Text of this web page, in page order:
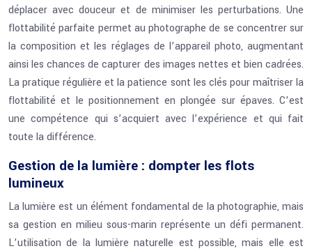
déplacer avec douceur et de minimiser les perturbations. Une
flottabilité parfaite permet au photographe de se concentrer sur
la composition et les réglages de l’appareil photo, augmentant
ainsi les chances de capturer des images nettes et bien cadrées.
La pratique régulière et la patience sont les clés pour maîtriser la
flottabilité et le positionnement en plongée sur épaves. C’est
une compétence qui s’acquiert avec l’expérience et qui fait
toute la différence.
Gestion de la lumière : dompter les flots
lumineux
La lumière est un élément fondamental de la photographie, mais
sa gestion en milieu sous-marin représente un défi permanent.
L’utilisation de la lumière naturelle est possible, mais elle est